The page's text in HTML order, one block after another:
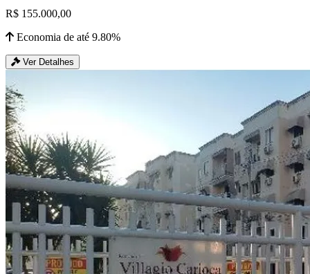
R$ 155.000,00
Economia de até 9.80%
Ver Detalhes